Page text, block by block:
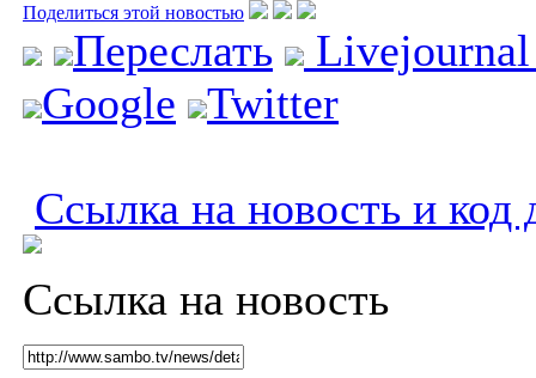
Поделиться этой новостью
Переслать
Google
Twitter
Ссылка на новость и код
Ссылка на новость